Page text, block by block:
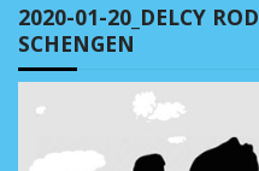
2020-01-20_DELCY
SCHENGEN